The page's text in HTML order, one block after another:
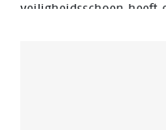
veiligheidsschoen heeft
werking heeft met de